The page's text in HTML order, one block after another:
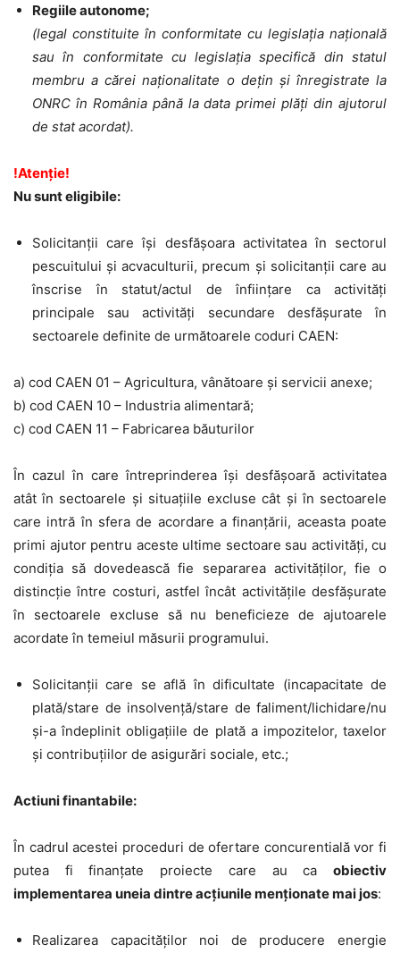
Regiile autonome;
(legal constituite în conformitate cu legislația națională
sau în conformitate cu legislația specifică din statul
membru a cărei naționalitate o deţin și înregistrate la
ONRC în România până la data primei plăţi din ajutorul
de stat acordat).
!Atenție!
Nu sunt eligibile:
Solicitanții care își desfășoara activitateaîn sectorul
pescuitului și acvaculturii, precum și solicitanții care au
înscrise în statut/actul de înființare ca activităţi
principale sau activităţi secundare desfășurate în
sectoarele definite de următoarele coduri CAEN:
a) cod CAEN 01 – Agricultura, vânătoare şi servicii anexe;
b) cod CAEN 10 – Industria alimentară;
c) cod CAEN 11 – Fabricarea băuturilor
În cazul în care întreprinderea își desfășoară activitatea
atât în sectoarele şi situațiile excluse cât și în sectoarele
care intră în sfera de acordare a finanţării, aceasta poate
primi ajutorpentru aceste ultime sectoare sau activități, cu
condiția să dovedească fie separarea activităților, fie o
distincție între costuri, astfel încât activitățile desfășurate
în sectoarele excluse să nu beneficieze de ajutoarele
acordate în temeiul măsurii programului.
Solicitanții care se află în dificultate (incapacitate de
plată/stare de insolvenţă/stare de faliment/lichidare/nu
şi-a îndeplinit obligaţiile de plată a impozitelor, taxelor
şi contribuţiilor de asigurări sociale, etc.;
Actiuni finantabile:
În cadrul acestei proceduri de ofertare concurentială vor fi
putea fi finanțate proiecte care au ca obiectiv
implementarea uneia dintre acțiunile menționate mai jos:
Realizarea capacităţilor noi de producere energie